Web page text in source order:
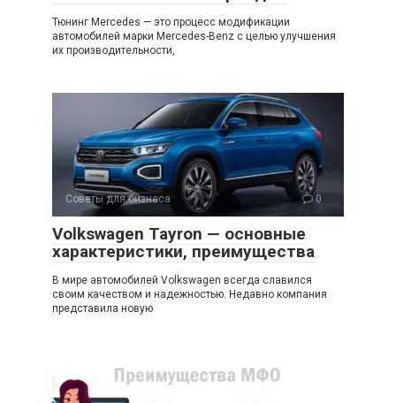
Тюнинг Mercedes — это процесс модификации
автомобилей марки Mercedes-Benz с целью улучшения
их производительности,
Советы для бизнеса 0
Volkswagen Tayron — основные
характеристики, преимущества
В мире автомобилей Volkswagen всегда славился
своим качеством и надежностью. Недавно компания
представила новую